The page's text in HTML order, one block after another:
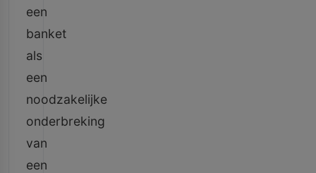
een
banket
als
een
noodzakelijke
onderbreking
van
een